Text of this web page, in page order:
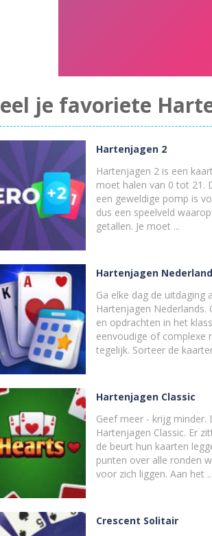
je favoriete
Hartenjagen 2
Hartenjagen 2 is een
moet halen van 0 tot 21.
een geweldige pomp is
dus een speelveld
getallen. Je moet ...
Hartenjagen
Ga elke dag de uitdaging
Hartenjagen
en opdrachten in het
eenvoudige of complexe
tegelijk. Sorteer de
Hartenjagen Classic
Geef meer - krijg minder.
Hartenjagen Classic. Er
de beurt hun kaarten
punten over alle ronden
voor zich liggen. Aan het ...
Crescent Solitair